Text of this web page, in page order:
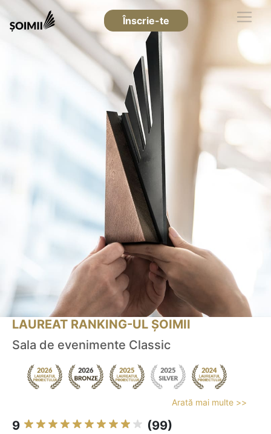
Înscrie-te
LAUREAT RANKING-UL ȘOIMII
Sala de evenimente Classic
Arată mai multe >>
9 (99)